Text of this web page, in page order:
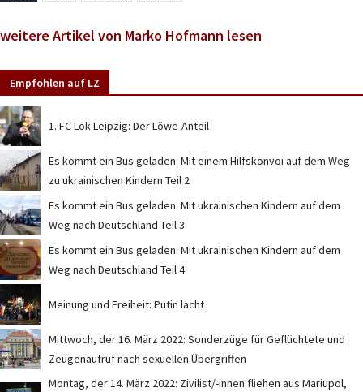
weitere Artikel von Marko Hofmann lesen
Empfohlen auf LZ
1. FC Lok Leipzig: Der Löwe-Anteil
Es kommt ein Bus geladen: Mit einem Hilfskonvoi auf dem Weg
zu ukrainischen Kindern Teil 2
Es kommt ein Bus geladen: Mit ukrainischen Kindern auf dem
Weg nach Deutschland Teil 3
Es kommt ein Bus geladen: Mit ukrainischen Kindern auf dem
Weg nach Deutschland Teil 4
Meinung und Freiheit: Putin lacht
Mittwoch, der 16. März 2022: Sonderzüge für Geflüchtete und
Zeugenaufruf nach sexuellen Übergriffen
Montag, der 14. März 2022: Zivilist/-innen fliehen aus Mariupol,